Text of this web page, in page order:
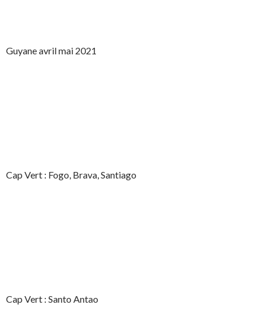
Guyane avril mai 2021
Cap Vert : Fogo, Brava, Santiago
Cap Vert : Santo Antao